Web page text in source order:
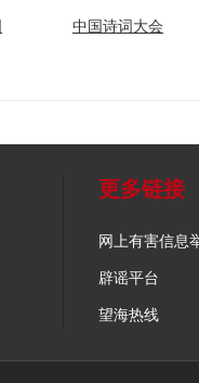
中国诗词大会
更多链接
网上有害信息
辟谣平台
望海热线